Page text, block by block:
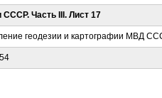
СССР. Часть III. Лист 17
геодезии и картографии МВД